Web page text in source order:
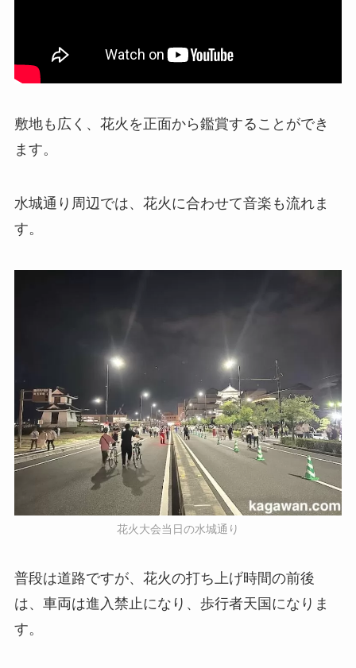
敷地も広く、花火を正面から鑑賞することができ
ます。
水城通り周辺では、花火に合わせて音楽も流れま
す。
花火大会当日の水城通り
普段は道路ですが、花火の打ち上げ時間の前後
は、車両は進入禁止になり、歩行者天国になりま
す。